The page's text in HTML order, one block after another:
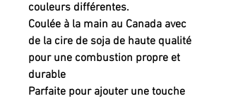
couleurs différentes.
Coulée à la main au Canada avec
de la cire de soja de haute qualité
pour une combustion propre et
durable
Parfaite pour ajouter une touche